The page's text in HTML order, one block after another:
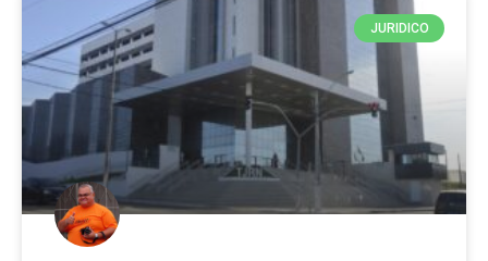
JURIDICO